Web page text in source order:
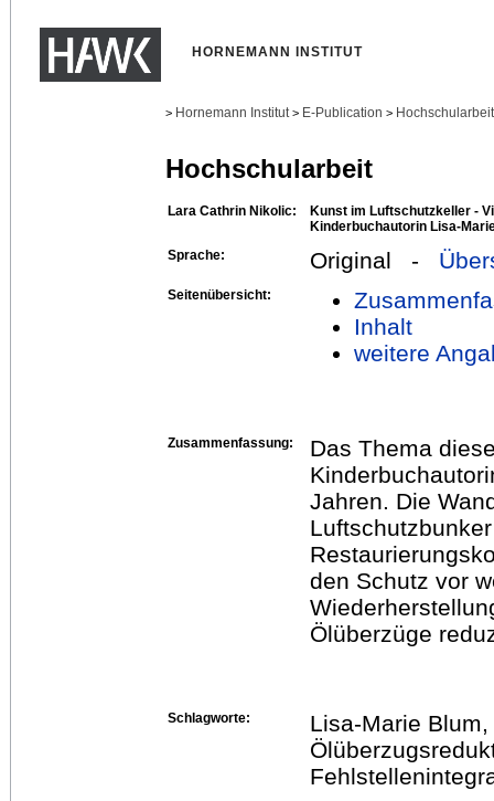
HORNEMANN INSTITUT
> Hornemann Institut > E-Publication >
Hochschularbeit
Lara Cathrin Nikolic:
Kunst im Luftschutzkeller -
Kinderbuchautorin Lisa-
Sprache:
Original -
Seitenübersicht:
Inhalt
weitere
Zusammenfassung:
Das Thema
Jahren. Die
den Schutz vor
Ölüberzüge
Schlagworte:
Lisa-Marie